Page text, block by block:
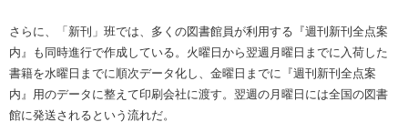
さらに、「新刊」班では、多くの図書館員が利用する『週刊新刊全点案
内』も同時進行で作成している。火曜日から翌週月曜日までに入荷した
書籍を水曜日までに順次データ化し、金曜日までに『週刊新刊全点案
内』用のデータに整えて印刷会社に渡す。翌週の月曜日には全国の図書
館に発送されるという流れだ。